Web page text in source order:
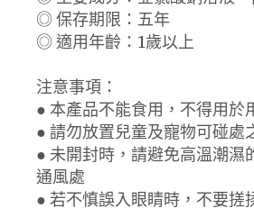
◎ 保存期限：五年
◎ 適用年齡：1歲以上
注意事項：
● 本產品不能食用，不得用於
● 請勿放置兒童及寵物可碰處
● 未開封時，請避免高溫潮濕
通風處
● 若不慎誤入眼睛時，不要搓